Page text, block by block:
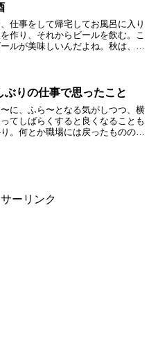
仕事をして帰宅してお風呂に入り
作り、それからビールを飲む。こ
ルが美味しいんだよね。秋は、ワ
くなっている。た...
ぶりの仕事で思ったこと
に、ふら〜となる気がしつつ、横
てしばらくすると良くなることも
。何とか職場には戻ったものの。
ーリンク